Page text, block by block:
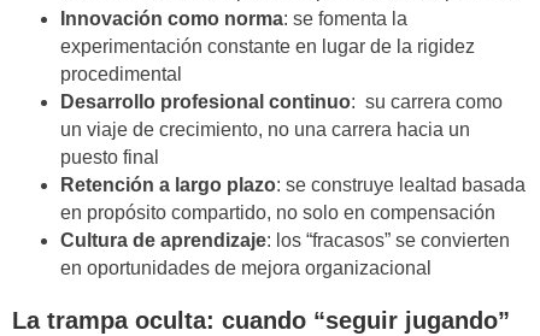
Innovación como norma: se fomenta la
experimentación constante en lugar de la rigidez
procedimental
Desarrollo profesional continuo: su carrera como
un viaje de crecimiento, no una carrera hacia un
puesto final
Retención a largo plazo: se construye lealtad basada
en propósito compartido, no solo en compensación
Cultura de aprendizaje: los “fracasos” se convierten
en oportunidades de mejora organizacional
La trampa oculta: cuando “seguir jugando”